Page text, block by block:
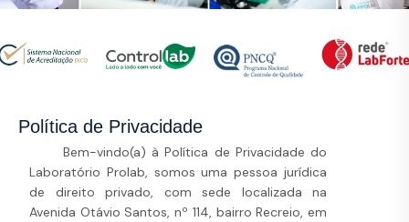
Política de Privacidade
Bem-vindo(a) à Política de Privacidade do
Laboratório Prolab, somos uma pessoa jurídica
de direito privado, com sede localizada na
Avenida Otávio Santos, nº 114, bairro Recreio, em